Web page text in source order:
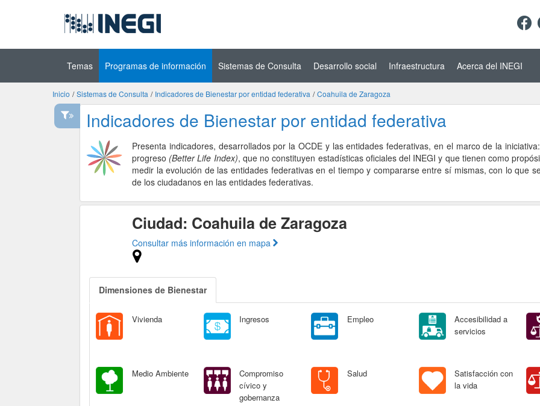
Ir al contenido
principal
(INEGI)
Temas Programas de información Sistemas de Consulta Desarrollo social Infraestructura Acerca del INEGI
Inicio / Sistemas de Consulta / Indicadores de Bienestar por entidad federativa / Coahuila de Zaragoza
Indicadores de Bienestar por entidad federativa
Presenta indicadores, desarrollados por la OCDE y las entidades federativas, en el marco de la
progreso (Better Life Index), que no constituyen estadísticas oficiales del INEGI y que tienen como
medir la evolución de las entidades federativas en el tiempo y compararse entre sí mismas, con lo que
de los ciudadanos en las entidades federativas.
Ciudad: Coahuila de Zaragoza
Consultar más información en mapa
Dimensiones de Bienestar
Vivienda Ingresos Empleo
Accesibilidad a
servicios
Medio Ambiente
Compromiso
cívico y
gobernanza
Salud
Satisfacción con
la vida